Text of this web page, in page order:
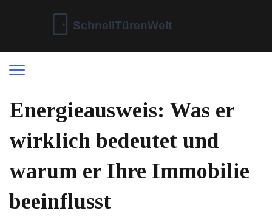
Energieausweis: Was er
wirklich bedeutet und
warum er Ihre Immobilie
beeinflusst